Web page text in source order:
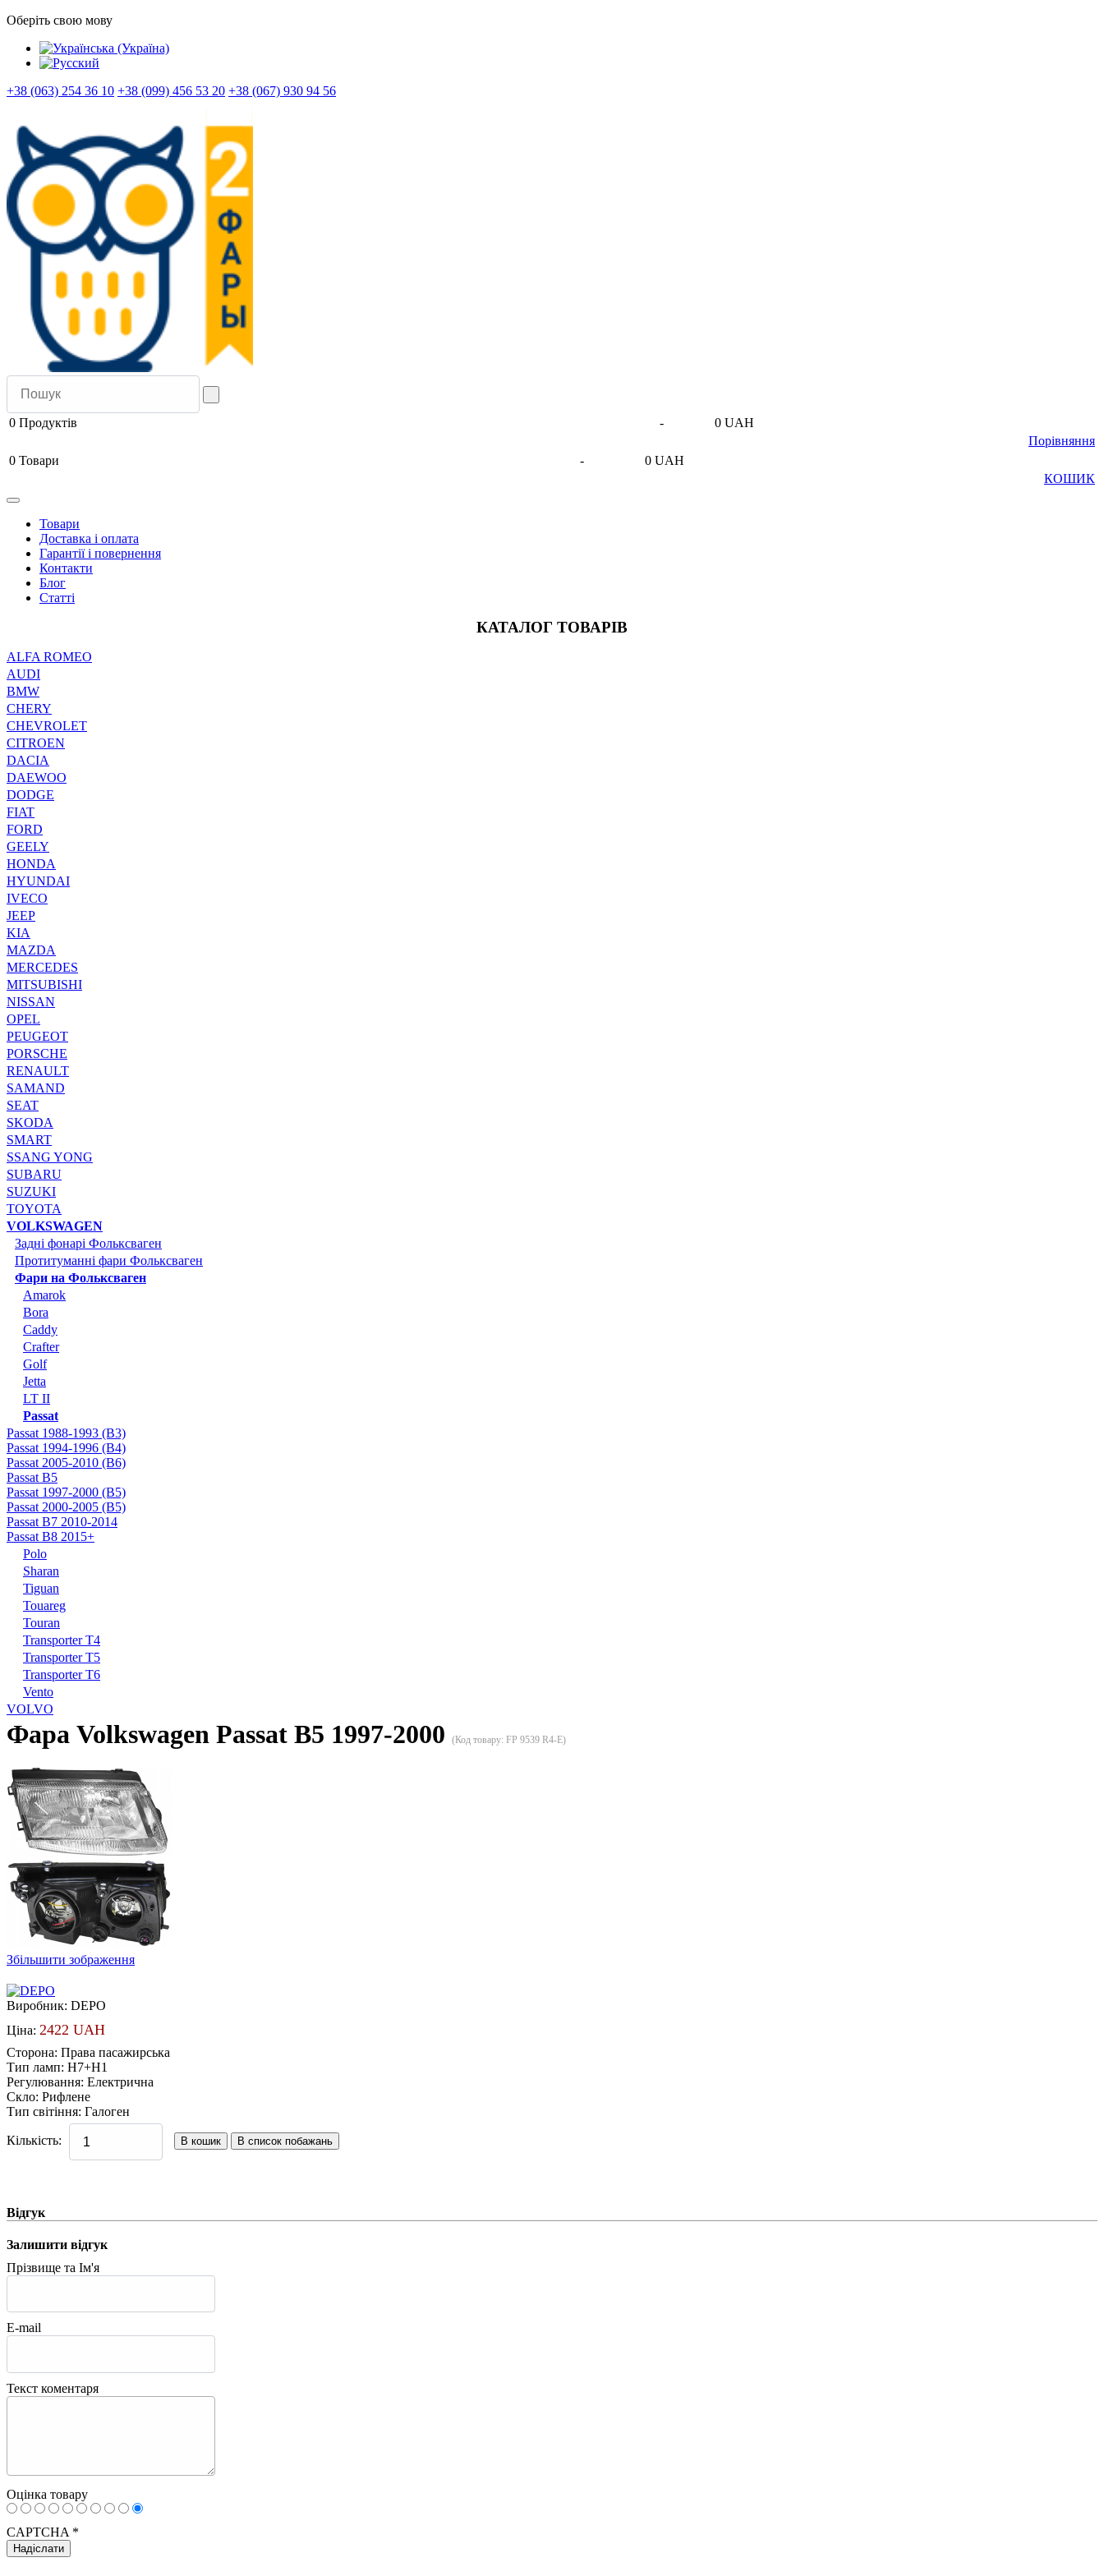
Оберіть свою мову
+38 (063) 254 36 10 +38 (099) 456 53 20 +38 (067) 930 94 56
0 Продуктів -
0 UAH
Порівняння
0 Товари -
0 UAH
КОШИК
Товари
Доставка і оплата
Гарантії і повернення
Контакти
Блог
Статті
КАТАЛОГ ТОВАРІВ
ALFA ROMEO
AUDI
BMW
CHERY
CHEVROLET
CITROEN
DACIA
DAEWOO
DODGE
FIAT
FORD
GEELY
HONDA
HYUNDAI
IVECO
JEEP
KIA
MAZDA
MERCEDES
MITSUBISHI
NISSAN
OPEL
PEUGEOT
PORSCHE
RENAULT
SAMAND
SEAT
SKODA
SMART
SSANG YONG
SUBARU
SUZUKI
TOYOTA
VOLKSWAGEN
Задні фонарі Фольксваген
Протитуманні фари Фольксваген
Фари на Фольксваген
Amarok
Bora
Caddy
Crafter
Golf
Jetta
LT II
Passat
Passat 1988-1993 (B3)
Passat 1994-1996 (B4)
Passat 2005-2010 (B6)
Passat B5
Passat 1997-2000 (B5)
Passat 2000-2005 (B5)
Passat B7 2010-2014
Passat B8 2015+
Polo
Sharan
Tiguan
Touareg
Touran
Transporter T4
Transporter T5
Transporter T6
Vento
VOLVO
Фара Volkswagen Passat B5 1997-2000 (Код товару: FP 9539 R4-E)
Збільшити зображення
Виробник: DEPO
Ціна: 2422 UAH
Сторона: Права пасажирська
Тип ламп: H7+H1
Регулювання: Електрична
Скло: Рифлене
Тип світіння: Галоген
Кількість:
Відгук
Залишити відгук
Прізвище та Ім'я
E-mail
Текст коментаря
Оцінка товару
CAPTCHA *